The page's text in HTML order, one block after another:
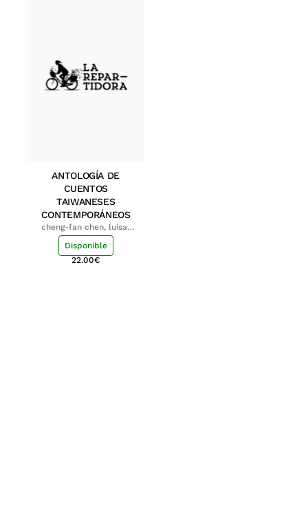
ANTOLOGÍA DE
CUENTOS
TAIWANESES
CONTEMPORÁNEOS
cheng-fan chen, luisa;
shu-ying chang, luisa
Disponible
22.00€